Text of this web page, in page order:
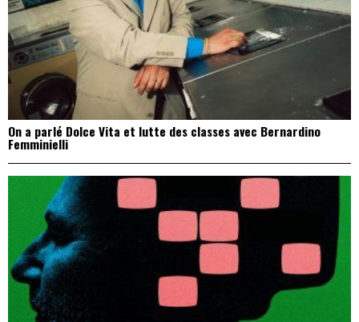
On a parlé Dolce Vita et lutte des classes avec Bernardino
Femminielli